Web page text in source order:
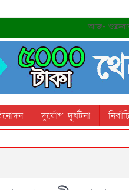
আজ-
দুর্যোগ-দুর্ঘটনা